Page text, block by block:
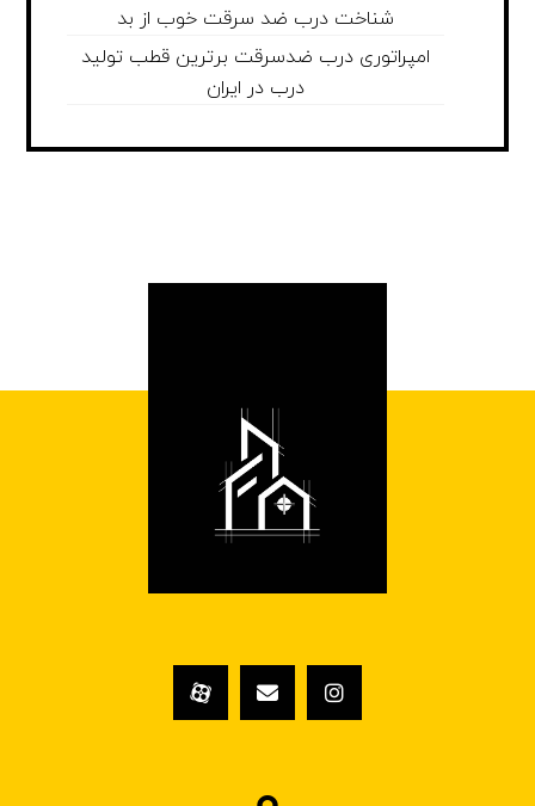
شناخت درب ضد سرقت خوب از بد
امپراتوری درب ضدسرقت برترین قطب تولید
درب در ایران